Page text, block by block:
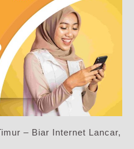
– Biar Internet Lancar,